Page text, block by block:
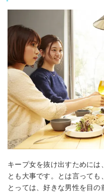
キープ女を抜け出すためには、
とも大事です。とは言って
とっては、好きな男性を目